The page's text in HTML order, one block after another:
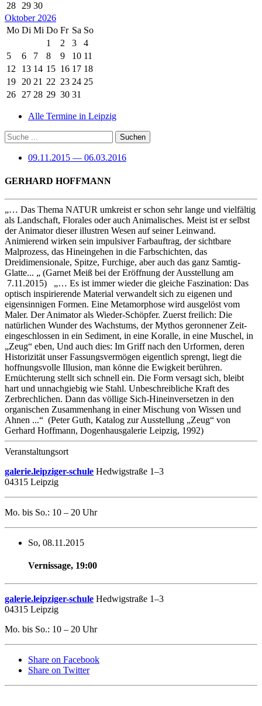
28 29 30
Oktober 2026
Mo Di Mi Do Fr Sa So
1
2 3
4
5
6 7 8 9 10 11
12
13 14 15 16 17 18
19 20 21 22 23 24 25
26 27 28 29 30 31
Alle Termine in Leipzig
09.11.2015 — 06.03.2016
GERHARD HOFFMANN
„… Das Thema NATUR umkreist er schon sehr lange und vielfältig
als Landschaft, Florales oder auch Animalisches. Meist ist er selbst
der Animator dieser illustren Wesen auf seiner Leinwand.
Animierend wirken sein impulsiver Farbauftrag, der sichtbare
Malprozess, das Hineingehen in die Farbschichten, das
Dreidimensionale, Spitze, Furchige, aber auch das ganz Samtig-
Glatte... „ (Garnet Meiß bei der Eröffnung der Ausstellung am
7.11.2015) „… Es ist immer wieder die gleiche Faszination: Das
optisch inspirierende Material verwandelt sich zu eigenen und
eigensinnigen Formen. Eine Metamorphose wird ausgelöst vom
Maler. Der Animator als Wieder-Schöpfer. Zuerst freilich: Die
natürlichen Wunder des Wachstums, der Mythos geronnener Zeit-
eingeschlossen in ein Sediment, in eine Koralle, in eine Muschel, in
„Zeug“ eben, Und auch dies: Im Griff nach den Urformen, deren
Historizität unser Fassungsvermögen eigentlich sprengt, liegt die
hoffnungsvolle Illusion, man könne die Ewigkeit berühren.
Ernüchterung stellt sich schnell ein. Die Form versagt sich, bleibt
hart und unnachgiebig wie Stahl. Unbeschreibliche Kraft des
Zerbrechlichen. Dann das völlige Sich-Hineinversetzen in den
organischen Zusammenhang in einer Mischung von Wissen und
Ahnen ...“ (Peter Guth, Katalog zur Ausstellung „Zeug“ von
Gerhard Hoffmann, Dogenhausgalerie Leipzig, 1992)
Veranstaltungsort
galerie.leipziger-schule Hedwigstraße 1–3
04315 Leipzig
Mo. bis So.: 10 – 20 Uhr
So, 08.11.2015
Vernissage, 19:00
galerie.leipziger-schule Hedwigstraße 1–3
04315 Leipzig
Mo. bis So.: 10 – 20 Uhr
Share on Facebook
Share on Twitter